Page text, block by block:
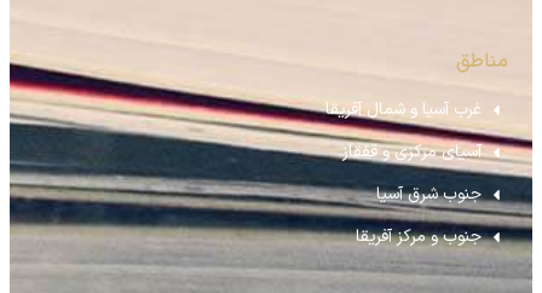
مناطق
غرب آسیا و شمال آفریقا
آسیای مرکزی و قفقاز
جنوب شرق آسیا
جنوب و مرکز آفریقا